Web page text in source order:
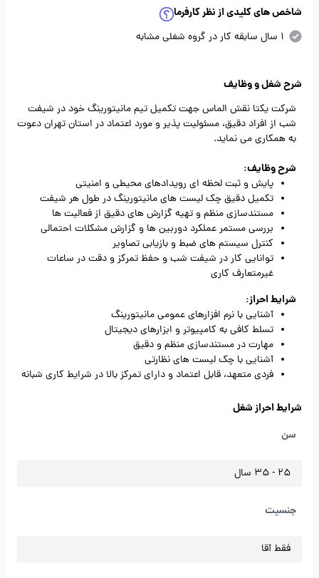
شاخص های کلیدی از نظر کارفرما
1 سال سابقه کار در گروه شغلی مشابه
شرح شغل و وظایف
شرکت یکتا نقش الماس جهت تکمیل تیم مانیتورینگ خود در شیفت
شب از افراد دقیق، مسئولیت پذیر و مورد اعتماد در استان تهران دعوت
به همکاری می نماید.
شرح وظایف:
پایش و ثبت لحظه ای رویدادهای محیطی و امنیتی
تکمیل دقیق چک لیست های مانیتورینگ در طول هر شیفت
مستندسازی منظم و تهیه گزارش های دقیق از فعالیت ها
بررسی مستمر عملکرد دوربین ها و گزارش مشکلات احتمالی
کنترل سیستم های ضبط و بازیابی تصاویر
توانایی کار در شیفت شب و حفظ تمرکز و دقت در ساعات
غیرمتعارف کاری
شرایط احراز:
آشنایی با نرم افزارهای عمومی مانیتورینگ
تسلط کافی به کامپیوتر و ابزارهای دیجیتال
مهارت در مستندسازی منظم و دقیق
آشنایی با چک لیست های نظارتی
فردی متعهد، قابل اعتماد و دارای تمرکز بالا در شرایط کاری شبانه
شرایط احراز شغل
سن
25 - 35 سال
جنسیت
فقط آقا